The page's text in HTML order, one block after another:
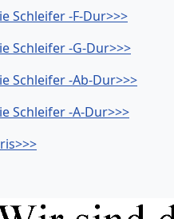
Schleifer -F-Dur>>>
Schleifer -G-Dur>>>
Schleifer -Ab-Dur>>>
Schleifer -A-Dur>>>